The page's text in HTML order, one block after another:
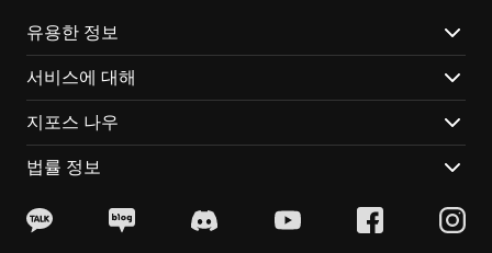
이 도전하십시오. 수만 가지의 무기 설계도와 영웅들을
수집하고 강화하며 점점 더 거세지는 폭풍의 위협에 대비
하는 수집과 성장의 재미는 깊은 몰입감을 선사합니다.
팀원과의 긴밀한 소통과 효율적인 역할 분담을 통해 가장
견고한 방어선을 구축하고 인류의 생존 구역을 넓혀나가
는 모든 과정은 매순간 새로운 즐거움을 약속합니
롭게 결합하여 거대한 괴물 군단을 상대로 매번 다른 기
유용한 정보
서비스에 대해
지포스 나우
법률 정보